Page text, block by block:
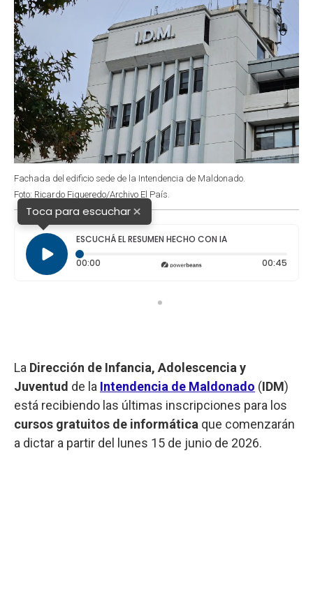
Fachada del edificio sede de la Intendencia de Maldonado.
Foto: Ricardo Figueredo/Archivo El País.
Toca para escuchar×
ESCUCHÁ EL RESUMEN HECHO CON IA
00:00 Tiempo transcurrido: 0 segundos 00:45
La Dirección de Infancia, Adolescencia y
Juventud de la Intendencia de Maldonado (IDM)
está recibiendo las últimas inscripciones para los
cursos gratuitos de informática que comenzarán
a dictar a partir del lunes 15 de junio de 2026.